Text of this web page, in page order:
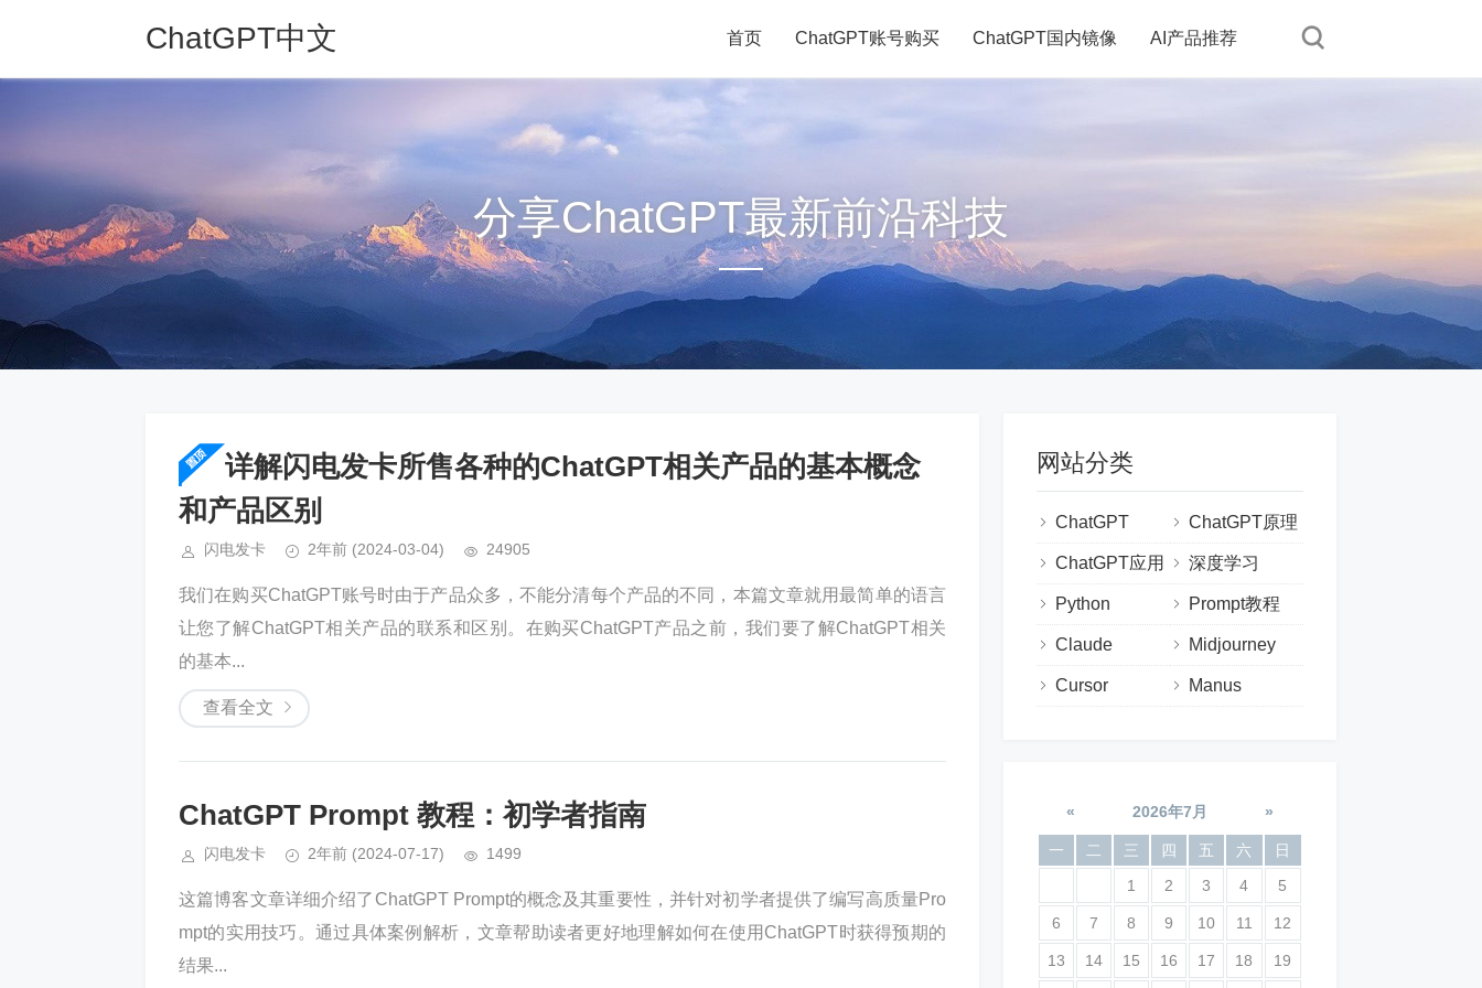
ChatGPT中文 首页 ChatGPT账号购买 ChatGPT国内镜像 AI产品推荐
分享ChatGPT最新前沿科技
详解闪电发卡所售各种的ChatGPT相关产品的基本概念
和产品区别
闪电发卡 2年前 (2024-03-04) 24905
我们在购买ChatGPT账号时由于产品众多，不能分清每个产品的不同，本篇文章就用最简单的语言
让您了解ChatGPT相关产品的联系和区别。在购买ChatGPT产品之前，我们要了解ChatGPT相关
的基本...
查看全文
ChatGPT Prompt 教程：初学者指南
闪电发卡 2年前 (2024-07-17) 1499
这篇博客文章详细介绍了ChatGPT Prompt的概念及其重要性，并针对初学者提供了编写高质量Pro
mpt的实用技巧。通过具体案例解析，文章帮助读者更好地理解如何在使用ChatGPT时获得预期的
结果...
网站分类
ChatGPT ChatGPT原理
ChatGPT应用 深度学习
Python Prompt教程
Claude Midjourney
Cursor Manus
« 2026年7月 »
一 二 三 四 五 六
日
1
2 3 4 5
6 7 8 9 10 11 12
13 14 15 16 17 18 19